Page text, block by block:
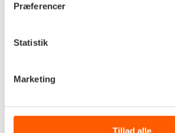
Præferencer
Statistik
Marketing
Tillad alle